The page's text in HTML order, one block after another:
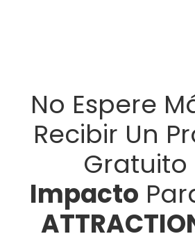
No Espere
Recibir Un
Gratuito
Impacto